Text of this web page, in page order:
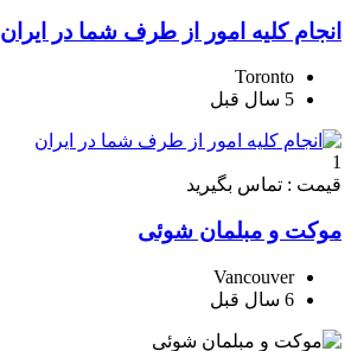
انجام کلیه امور از طرف شما در ایران
Toronto
5 سال قبل
1
قیمت : تماس بگیرید
موكت و مبلمان شوئی
Vancouver
6 سال قبل